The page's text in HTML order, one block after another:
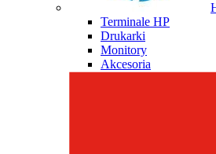
Terminale HP
Drukarki
Monitory
Akcesoria